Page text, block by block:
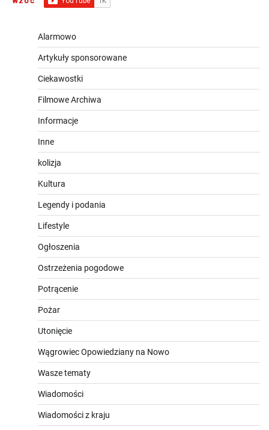
Alarmowo
Artykuły sponsorowane
Ciekawostki
Filmowe Archiwa
Informacje
Inne
kolizja
Kultura
Legendy i podania
Lifestyle
Ogłoszenia
Ostrzeżenia pogodowe
Potrącenie
Pożar
Utonięcie
Wągrowiec Opowiedziany na Nowo
Wasze tematy
Wiadomości
Wiadomości z kraju